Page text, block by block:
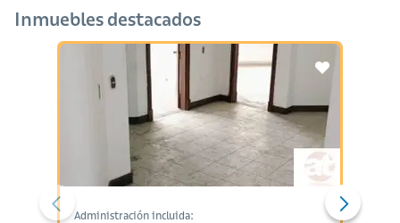
Inmuebles destacados
Administración incluida: